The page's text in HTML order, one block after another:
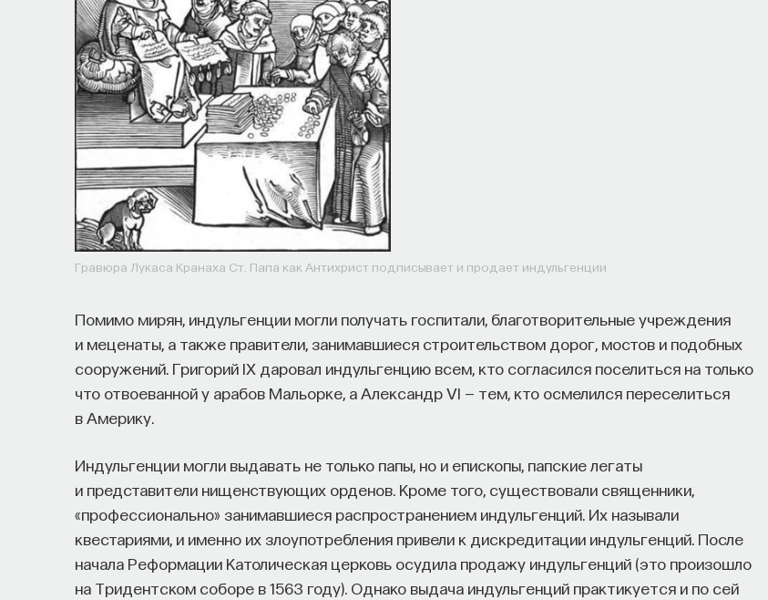
Гравюра Лукаса Кранаха Cт. Папа как Антихрист подписывает и продает индульгенции
Помимо мирян, индульгенции могли получать госпитали, благотворительные учреждения
и меценаты, а также правители, занимавшиеся строительством дорог, мостов и подобных
сооружений. Григорий IX даровал индульгенцию всем, кто согласился поселиться на только
что отвоеванной у арабов Мальорке, а Александр VI — тем, кто осмелился переселиться
в Америку.
Индульгенции могли выдавать не только папы, но и епископы, папские легаты
и представители нищенствующих орденов. Кроме того, существовали священники,
«профессионально» занимавшиеся распространением индульгенций. Их называли
квестариями, и именно их злоупотребления привели к дискредитации индульгенций. После
начала Реформации Католическая церковь осудила продажу индульгенций (это произошло
на Тридентском соборе в 1563 году). Однако выдача индульгенций практикуется и по сей
БИОЛОГИЯ МОЗГ НЕЙРОФИЗИОЛОГИЯ
ХИМИЯ МЕЖДУ НЕЙРОНАМИ